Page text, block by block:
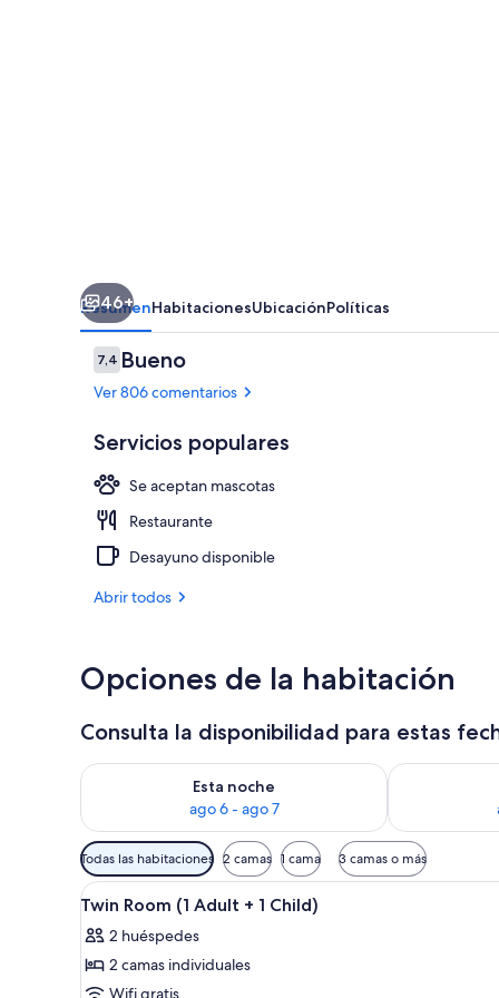
46+
ResumenHabitacionesUbicaciónPolíticas
Comentarios
7,47,4 de 10
Bueno
Ver 806 comentarios
Servicios populares
Se aceptan mascotas
Restaurante
Desayuno disponible
Abrir todos
Opciones de la habitación
Consulta la disponibilidad para estas
Esta noche
ago 6 - ago 7
Consulta la disponibilidad para esta noche, ago 6 -
Consulta la
Filtros
disponibles
para
habitaciones
Todas las habitaciones 2 camas 1 cama 3 camas o más
Abrir
todas
las
fotos
Habitación de hotel con dos
2
Twin Room (1 Adult + 1 Child)
2 huéspedes
2 camas individuales
Wifi gratis